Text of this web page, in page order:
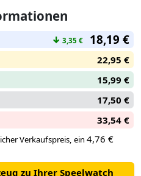
↓ 3,35 € 18,19 €
22,95 €
15,99 €
17,50 €
33,54 €
Verkaufspreis, ein 4,76 €
zu Ihrer Speelwatch